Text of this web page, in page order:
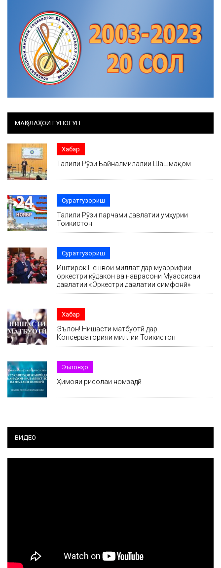
МАҚОЛАҲОИ ГУНОГУН
Хабар
Таҷлили Рӯзи Байналмилалии Шашмақом
Суратгузориш
Таҷлили Рӯзи парчами давлатии ҷумҳурии
Тоҷикистон
Суратгузориш
Иштирок Пешвои миллат дар муаррифии
оркестри кӯдакон ва наврасони Муассисаи
давлатии «Оркестри давлатии симфонӣ»
Хабар
Эълон! Нишасти матбуотӣ дар
Консерваторияи миллии Тоҷикистон
Эълонҳо
Ҳимояи рисолаи номзадӣ
ВИДЕО